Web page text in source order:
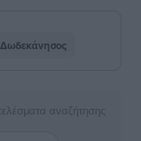
αναζήτησης